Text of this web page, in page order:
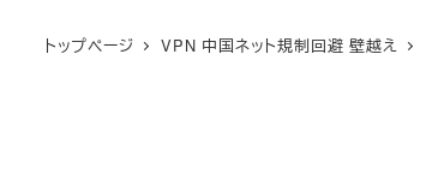
トップページ VPN 中国ネット規制回避 壁越え